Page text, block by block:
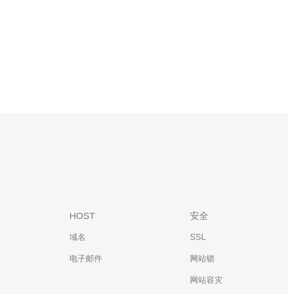
HOST
域名
电子邮件
安全
SSL
网站锁
网站容灾